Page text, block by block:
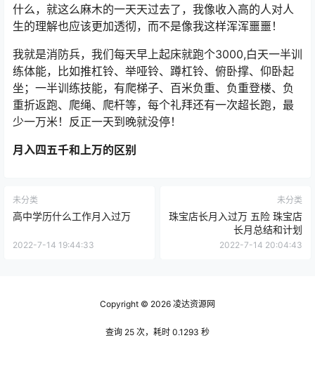
什么，就这么麻木的一天天过去了，我像收入高的人对人
生的理解也应该更加透彻，而不是像我这样浑浑噩噩！
我就是消防兵，我们每天早上起床就跑个3000,白天一半训
练体能，比如推杠铃、举哑铃、蹲杠铃、俯卧撑、仰卧起
坐；一半训练技能，有爬梯子、百米负重、负重登楼、负
重折返跑、爬绳、爬杆等，每个礼拜还有一次超长跑，最
少一万米！反正一天到晚就没停！
月入四五千和上万的区别
未分类
高中学历什么工作月入过万
2022-7-14 19:44:33
未分类
珠宝店长月入过万 五险 珠宝店
长月总结和计划
2022-7-14 20:04:43
Copyright © 2026 凌达资源网
查询 25 次，耗时 0.1293 秒